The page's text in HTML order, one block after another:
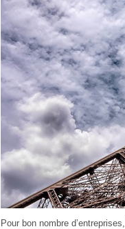
Pour bon nombre